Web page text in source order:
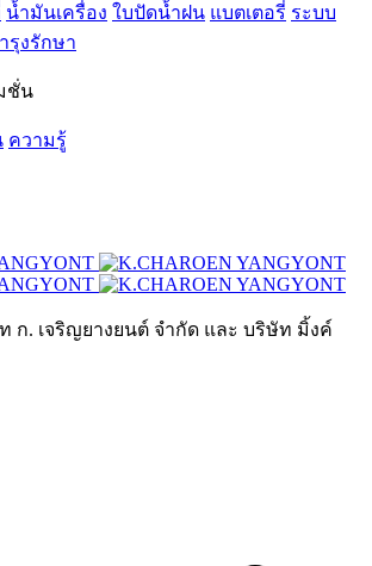
น้ำมันเครื่อง ใบปัดน้ำฝน แบตเตอรี่ ระบบ
รุงรักษา
ชั่น
ความรู้
ท ก. เจริญยางยนต์ จำกัด และ บริษัท มิ้งค์